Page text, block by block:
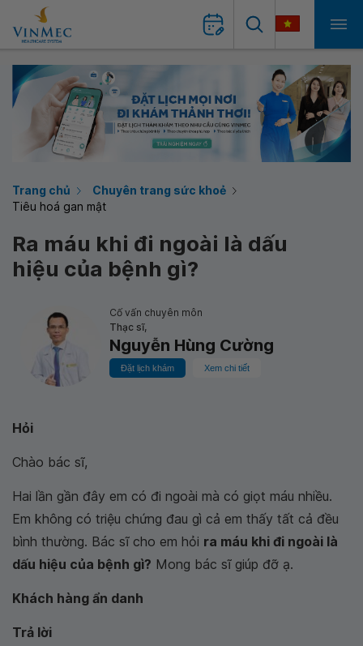
Trang chủ
Chuyên trang sức khoẻ
Tiêu hoá gan mật
Ra máu khi đi ngoài là dấu
hiệu của bệnh gì?
Cố vấn chuyên môn
Thạc sĩ,
Nguyễn Hùng Cường
Đặt lịch khám Xem chi tiết
Hỏi
Chào bác sĩ,
Hai lần gần đây em có đi ngoài mà có giọt máu nhiều.
Em không có triệu chứng đau gì cả em thấy tất cả đều
bình thường. Bác sĩ cho em hỏi ra máu khi đi ngoài là
dấu hiệu của bệnh gì? Mong bác sĩ giúp đỡ ạ.
Khách hàng ẩn danh
Trả lời